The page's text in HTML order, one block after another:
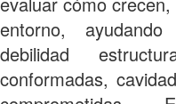
entorno,
debilidad
conformadas,